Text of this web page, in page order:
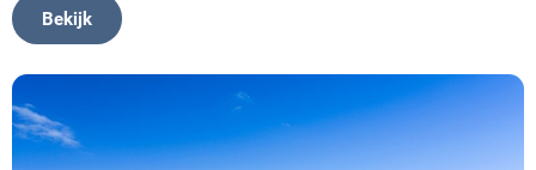
Bekijk